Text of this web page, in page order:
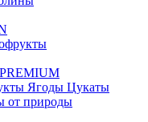
Ягоды Цукаты
от природы